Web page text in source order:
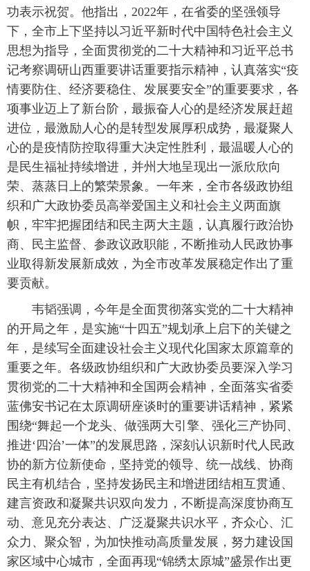
功表示祝贺。他指出，2022年，在省委的坚强领导
下，全市上下坚持以习近平新时代中国特色社会主义
思想为指导，全面贯彻党的二十大精神和习近平总书
记考察调研山西重要讲话重要指示精神，认真落实“疫
情要防住、经济要稳住、发展要安全”的重要要求，各
项事业迈上了新台阶，最振奋人心的是经济发展赶超
进位，最激励人心的是转型发展厚积成势，最凝聚人
心的是疫情防控取得重大决定性胜利，最温暖人心的
是民生福祉持续增进，并州大地呈现出一派欣欣向
荣、蒸蒸日上的繁荣景象。一年来，全市各级政协组
织和广大政协委员高举爱国主义和社会主义两面旗
帜，牢牢把握团结和民主两大主题，认真履行政治协
商、民主监督、参政议政职能，不断推动人民政协事
业取得新发展新成效，为全市改革发展稳定作出了重
要贡献。
韦韬强调，今年是全面贯彻落实党的二十大精神
的开局之年，是实施“十四五”规划承上启下的关键之
年，是续写全面建设社会主义现代化国家太原篇章的
重要之年。各级政协组织和广大政协委员要深入学习
贯彻党的二十大精神和全国两会精神，全面落实省委
蓝佛安书记在太原调研座谈时的重要讲话精神，紧紧
围绕“舞起一个龙头、做强两大引擎、强化三产协同、
推进‘四治’一体”的发展思路，深刻认识新时代人民政
协的新方位新使命，坚持党的领导、统一战线、协商
民主有机结合，坚持发扬民主和增进团结相互贯通、
建言资政和凝聚共识双向发力，不断提高深度协商互
动、意见充分表达、广泛凝聚共识水平，齐众心、汇
众力、聚众智，为加快推动高质量发展，努力建设国
家区域中心城市，全面再现“锦绣太原城”盛景作出更